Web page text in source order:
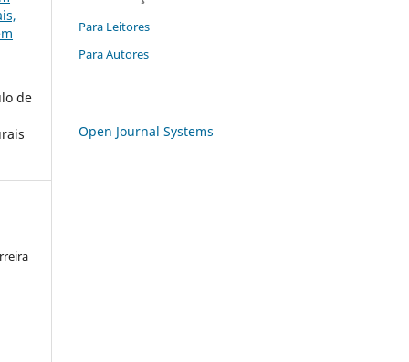
de
Para Leitores
Para Autores
Open Journal Systems